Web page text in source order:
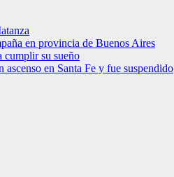
en provincia de Buenos Aires
cumplir su sueño
en Santa Fe y fue suspendido